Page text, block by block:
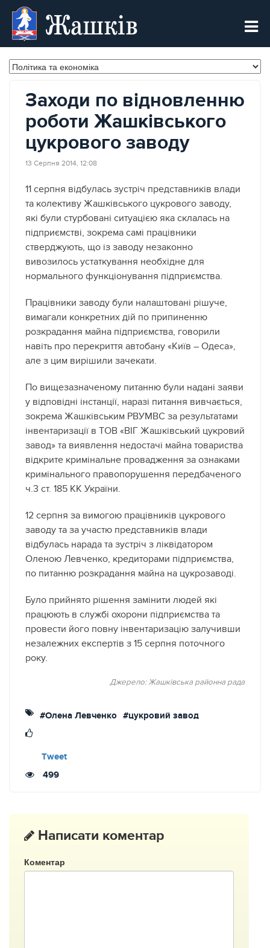
Жашків
Заходи по відновленню
роботи Жашківського
цукрового заводу
13 Серпня 2014, 12:08
11 серпня відбулась зустріч представників влади
та колективу Жашківського цукрового заводу,
які були стурбовані ситуацією яка склалась на
підприємстві, зокрема самі працівники
стверджують, що із заводу незаконно
вивозилось устаткування необхідне для
нормального функціонування підприємства.
Працівники заводу були налаштовані рішуче,
вимагали конкретних дій по припиненню
розкрадання майна підприємства, говорили
навіть про перекриття автобану «Київ – Одеса»,
але з цим вирішили зачекати.
По вищезазначеному питанню були надані заяви
у відповідні інстанції, наразі питання вивчається,
зокрема Жашківським РВУМВС за результатами
інвентаризації в ТОВ «ВІГ Жашківський цукровий
завод» та виявлення недостачі майна товариства
відкрите кримінальне провадження за ознаками
кримінального правопорушення передбаченого
ч.3 ст. 185 КК України.
12 серпня за вимогою працівників цукрового
заводу та за участю представників влади
відбулась нарада та зустріч з ліквідатором
Оленою Левченко, кредиторами підприємства,
по питанню розкрадання майна на цукрозаводі.
Було прийнято рішення замінити людей які
працюють в службі охорони підприємства та
провести його повну інвентаризацію залучивши
незалежних експертів з 15 серпня поточного
року.
Джерело: Жашківська районна рада
#Олена Левченко #цукровий завод
Tweet
499
Написати коментар
Коментар